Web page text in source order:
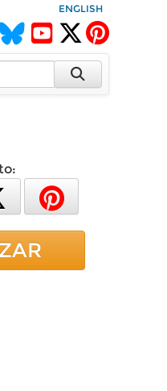
ENGLISH